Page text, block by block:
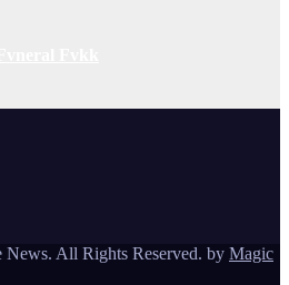
All Rights Reserved. by Magic